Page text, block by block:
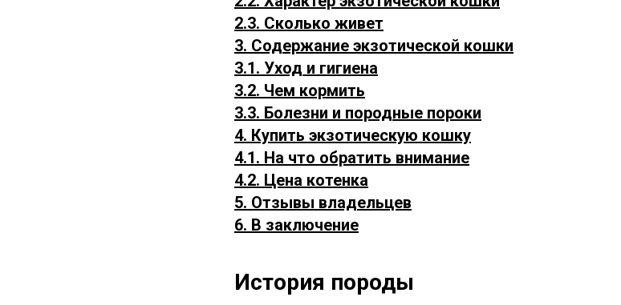
2.3. Сколько живет
3. Содержание экзотической кошки
3.1. Уход и гигиена
3.2. Чем кормить
3.3. Болезни и породные пороки
4. Купить экзотическую кошку
4.1. На что обратить внимание
4.2. Цена котенка
5. Отзывы владельцев
6. В заключение
История породы